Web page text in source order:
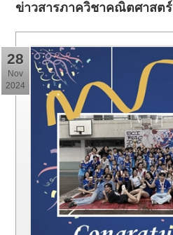
ข่าวสารภาควิชาคณิตศาสตร์
28
Nov
2024